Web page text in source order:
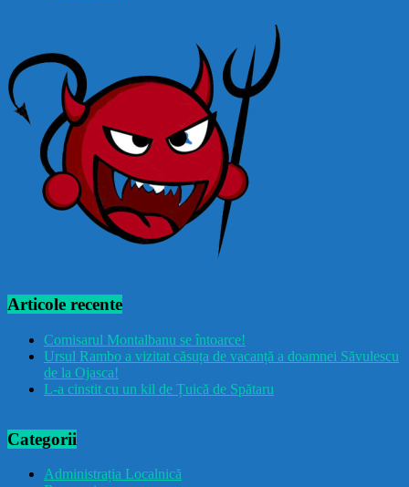
Articole recente
Comisarul Montalbanu se întoarce!
Ursul Rambo a vizitat căsuța de vacanță a doamnei Săvulescu
de la Ojasca!
L-a cinstit cu un kil de Țuică de Spătaru
Categorii
Administrația Localnică